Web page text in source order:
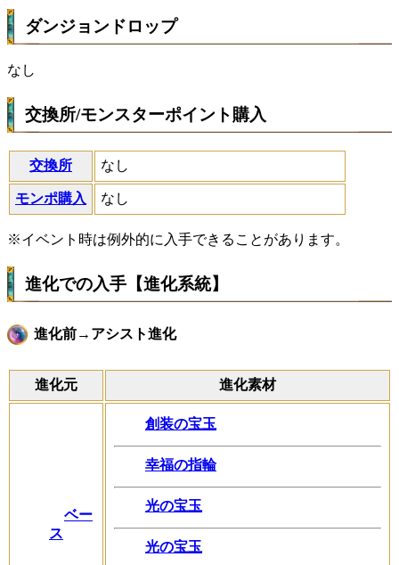
ダンジョンドロップ
なし
交換所/モンスターポイント購入
交換所 なし
モンポ購入 なし
※イベント時は例外的に入手できることがあります。
進化での入手【進化系統】
進化前→アシスト進化
進化元 進化素材
ベー
ス
創装の宝玉
幸福の指輪
光の宝玉
光の宝玉